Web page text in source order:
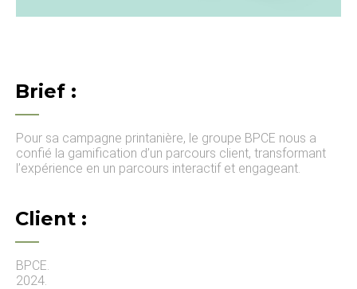
Brief :
Pour sa campagne printanière, le groupe BPCE nous a
confié la gamification d’un parcours client, transformant
l’expérience en un parcours interactif et engageant.
Client :
BPCE.
2024.